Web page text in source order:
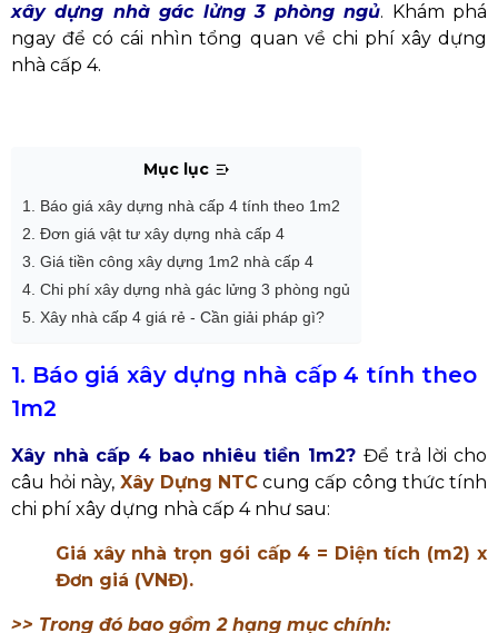
xây dựng nhà gác lửng 3 phòng ngủ. Khám phá
ngay để có cái nhìn tổng quan về chi phí xây dựng
nhà cấp 4.
Mục lục
1. Báo giá xây dựng nhà cấp 4 tính theo 1m2
2. Đơn giá vật tư xây dựng nhà cấp 4
3. Giá tiền công xây dựng 1m2 nhà cấp 4
4. Chi phí xây dựng nhà gác lửng 3 phòng ngủ
5. Xây nhà cấp 4 giá rẻ - Cần giải pháp gì?
1. Báo giá xây dựng nhà cấp 4 tính theo
1m2
Xây nhà cấp 4 bao nhiêu tiền 1m2? Để trả lời cho
câu hỏi này, Xây Dựng NTCcung cấp công thức tính
chi phí xây dựng nhà cấp 4 như sau:
Giá xây nhà trọn gói cấp 4 = Diện tích (m2) x
Đơn giá (VNĐ).
>> Trong đó bao gồm 2 hạng mục chính: